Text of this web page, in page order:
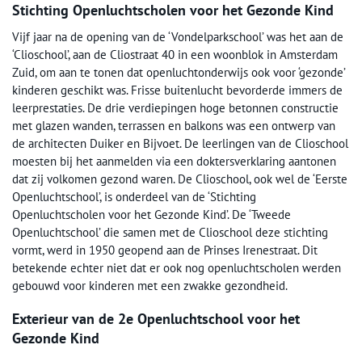
Stichting Openluchtscholen voor het Gezonde Kind
Vijf jaar na de opening van de ‘Vondelparkschool’ was het aan de
‘Clioschool’, aan de Cliostraat 40 in een woonblok in Amsterdam
Zuid, om aan te tonen dat openluchtonderwijs ook voor ‘gezonde’
kinderen geschikt was. Frisse buitenlucht bevorderde immers de
leerprestaties. De drie verdiepingen hoge betonnen constructie
met glazen wanden, terrassen en balkons was een ontwerp van
de architecten Duiker en Bijvoet. De leerlingen van de Clioschool
moesten bij het aanmelden via een doktersverklaring aantonen
dat zij volkomen gezond waren. De Clioschool, ook wel de ‘Eerste
Openluchtschool’, is onderdeel van de ‘Stichting
Openluchtscholen voor het Gezonde Kind’. De ‘Tweede
Openluchtschool’ die samen met de Clioschool deze stichting
vormt, werd in 1950 geopend aan de Prinses Irenestraat. Dit
betekende echter niet dat er ook nog openluchtscholen werden
gebouwd voor kinderen met een zwakke gezondheid.
Exterieur van de 2e Openluchtschool voor het
Gezonde Kind